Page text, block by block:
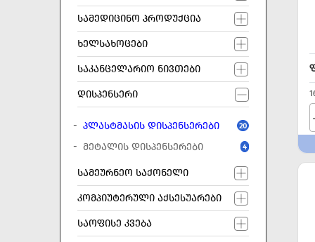
ᲡᲐᲛᲔᲓᲘᲪᲘᲜᲝ ᲞᲠᲝᲓᲣᲥᲪᲘᲐ
ᲮᲔᲚᲡᲐᲮᲝᲪᲔᲑᲘ
ᲡᲐᲙᲐᲜᲪᲔᲚᲐᲠᲘᲝ ᲜᲘᲕᲗᲔᲑᲘ
ᲓᲘᲡᲞᲔᲜᲡᲔᲠᲘ
ᲞᲚᲐᲡᲢᲛᲐᲡᲘᲡ ᲓᲘᲡᲞᲔᲜᲡᲔᲠᲔᲑᲘ 20
ᲛᲔᲢᲐᲚᲘᲡ ᲓᲘᲡᲞᲔᲜᲡᲔᲠᲔᲑᲘ 4
ᲡᲐᲛᲔᲣᲠᲜᲔᲝ ᲡᲐᲥᲝᲜᲔᲚᲘ
ᲙᲝᲛᲞᲘᲣᲢᲔᲠᲣᲚᲘ ᲐᲥᲡᲔᲡᲣᲐᲠᲔᲑᲘ
ᲡᲐᲝᲤᲘᲡᲔ ᲙᲕᲔᲑᲐ